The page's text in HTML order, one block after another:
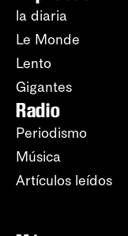
la diaria
Le Monde
Lento
Gigantes
Radio
Periodismo
Música
Artículos leídos